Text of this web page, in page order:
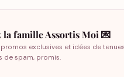
la famille Assortis Moi 💌
promos exclusives et idées de tenues
de spam, promis.